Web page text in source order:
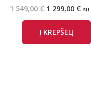
1 549,00€ Original
was:
1
549,00 €.
1 299,00 € su
Į KREPŠELĮ